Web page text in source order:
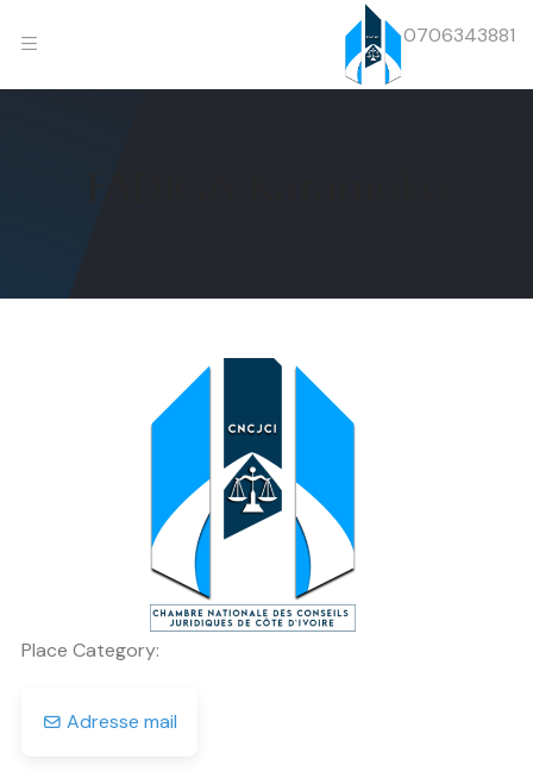
0706343881
Place Category:
Adresse mail